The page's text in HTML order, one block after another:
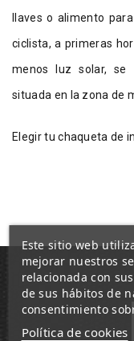
llaves o alimento
ciclista, a primeras
menos luz solar, se
situada en la zona de
Elegir tu chaqueta de
Este sitio web
mejorar nuestros
relacionada con
de sus hábitos de
consentimiento
Política de cookies